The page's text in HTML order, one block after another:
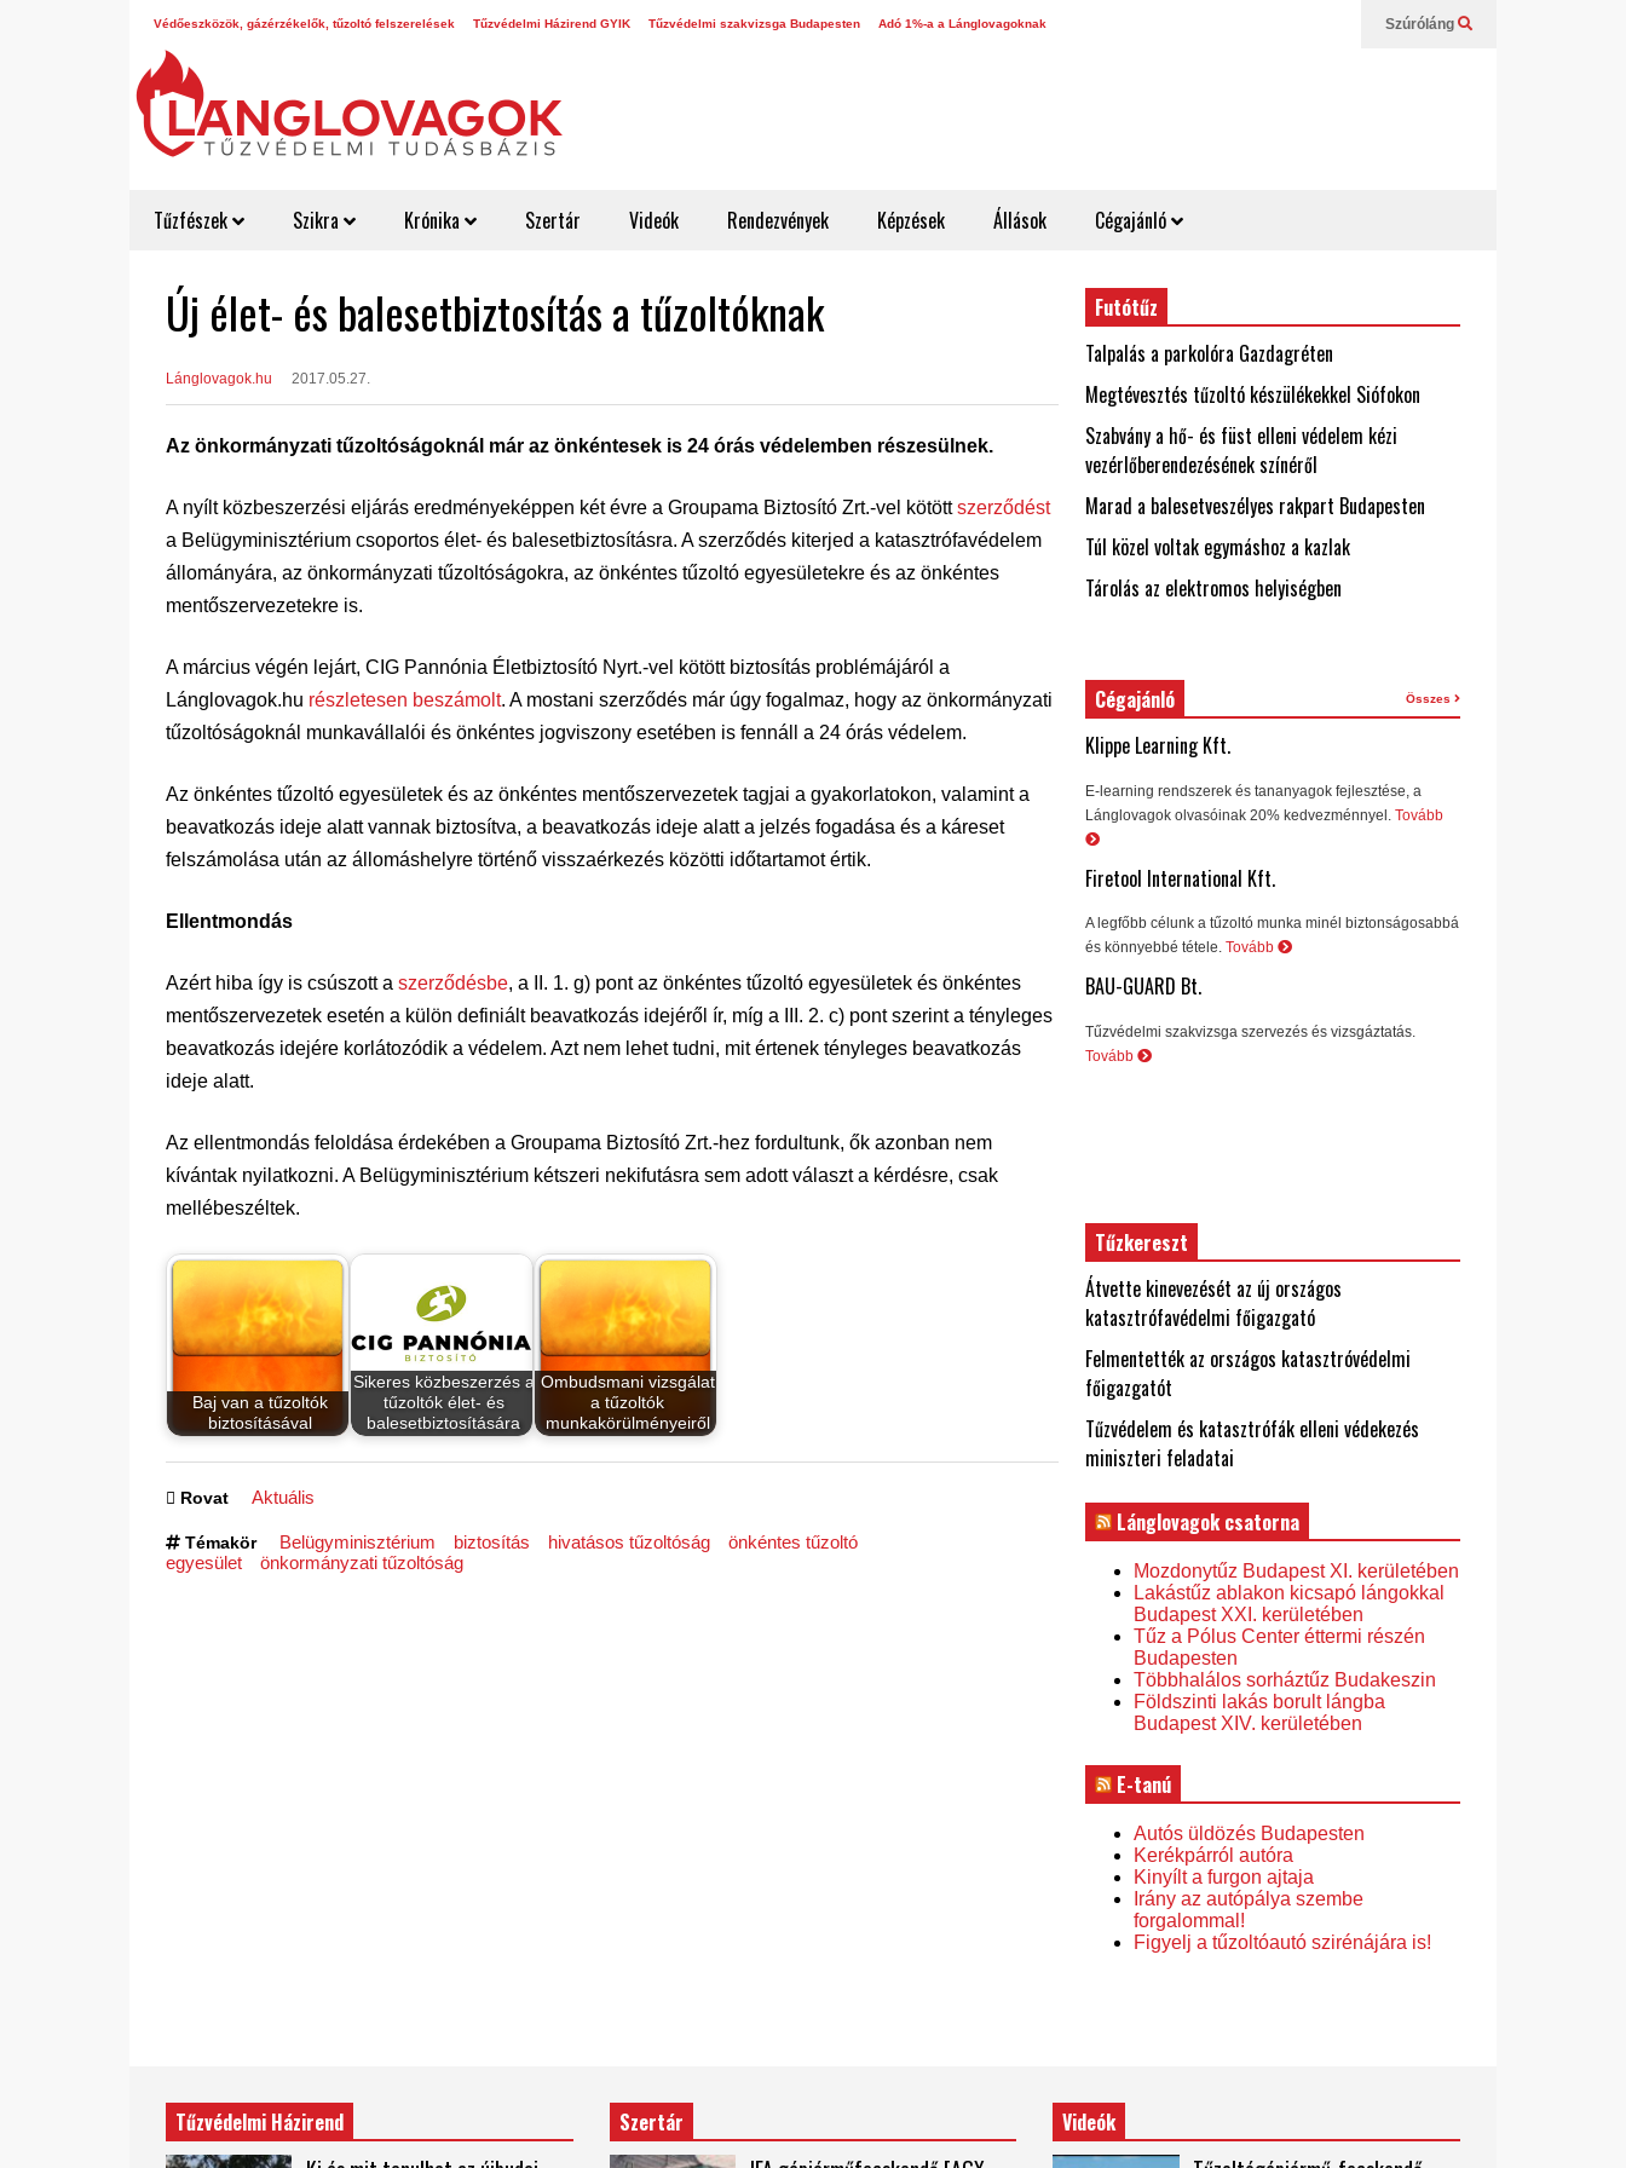
Védőeszközök, gázérzékelők, tűzoltó felszerelések Tűzvédelmi Házirend GYIK Tűzvédelmi szakvizsga Budapesten Adó 1%-a a Lánglovagoknak Szúróláng
Tűzfészek Szikra Krónika Szertár Videók Rendezvények Képzések Állások Cégajánló
Új élet- és balesetbiztosítás a tűzoltóknak
Lánglovagok.hu 2017.05.27.
Az önkormányzati tűzoltóságoknál már az önkéntesek is 24 órás védelemben részesülnek.
A nyílt közbeszerzési eljárás eredményeképpen két évre a Groupama Biztosító Zrt.-vel kötöttszerződést
a Belügyminisztérium csoportos élet- és balesetbiztosításra. A szerződés kiterjed a katasztrófavédelem
állományára, az önkormányzati tűzoltóságokra, az önkéntes tűzoltó egyesületekre és az önkéntes
mentőszervezetekre is.
A március végén lejárt, CIG Pannónia Életbiztosító Nyrt.-vel kötött biztosítás problémájáról a
Lánglovagok.hu részletesen beszámolt. A mostani szerződés már úgy fogalmaz, hogy az önkormányzati
tűzoltóságoknál munkavállalói és önkéntes jogviszony esetében is fennáll a 24 órás védelem.
Az önkéntes tűzoltó egyesületek és az önkéntes mentőszervezetek tagjai a gyakorlatokon, valamint a
beavatkozás ideje alatt vannak biztosítva, a beavatkozás ideje alatt a jelzés fogadása és a káreset
felszámolása után az állomáshelyre történő visszaérkezés közötti időtartamot értik.
Ellentmondás
Azért hiba így is csúszott a szerződésbe, a II. 1. g) pont az önkéntes tűzoltó egyesületek és önkéntes
mentőszervezetek esetén a külön definiált beavatkozás idejéről ír, míg a III. 2. c) pont szerint a tényleges
beavatkozás idejére korlátozódik a védelem. Azt nem lehet tudni, mit értenek tényleges beavatkozás
ideje alatt.
Az ellentmondás feloldása érdekében a Groupama Biztosító Zrt.-hez fordultunk, ők azonban nem
kívántak nyilatkozni. A Belügyminisztérium kétszeri nekifutásra sem adott választ a kérdésre, csak
mellébeszéltek.
Baj van a tűzoltók
biztosításával
Sikeres közbeszerzés a
tűzoltók élet- és
balesetbiztosítására
Ombudsmani vizsgálat
a tűzoltók
munkakörülményeiről
Rovat Aktuális
Témakör Belügyminisztérium biztosítás hivatásos tűzoltóság
önkéntes tűzoltó
egyesület
önkormányzati tűzoltóság
Futótűz
Talpalás a parkolóra Gazdagréten
Megtévesztés tűzoltó készülékekkel Siófokon
Szabvány a hő- és füst elleni védelem kézi
vezérlőberendezésének színéről
Marad a balesetveszélyes rakpart Budapesten
Túl közel voltak egymáshoz a kazlak
Tárolás az elektromos helyiségben
Cégajánló Összes
Klippe Learning Kft.
E-learning rendszerek és tananyagok fejlesztése, a
Lánglovagok olvasóinak 20% kedvezménnyel. Tovább
Firetool International Kft.
A legfőbb célunk a tűzoltó munka minél biztonságosabbá
és könnyebbé tétele. Tovább
BAU-GUARD Bt.
Tűzvédelmi szakvizsga szervezés és vizsgáztatás.
Tovább
Tűzkereszt
Átvette kinevezését az új országos
katasztrófavédelmi főigazgató
Felmentették az országos katasztróvédelmi
főigazgatót
Tűzvédelem és katasztrófák elleni védekezés
miniszteri feladatai
Lánglovagok csatorna
Mozdonytűz Budapest XI. kerületében
Lakástűz ablakon kicsapó lángokkal
Budapest XXI. kerületében
Tűz a Pólus Center éttermi részén
Budapesten
Többhalálos sorháztűz Budakeszin
Földszinti lakás borult lángba
Budapest XIV. kerületében
E-tanú
Autós üldözés Budapesten
Kerékpárról autóra
Kinyílt a furgon ajtaja
Irány az autópálya szembe
forgalommal!
Figyelj a tűzoltóautó szirénájára is!
Tűzvédelmi Házirend Szertár Videók